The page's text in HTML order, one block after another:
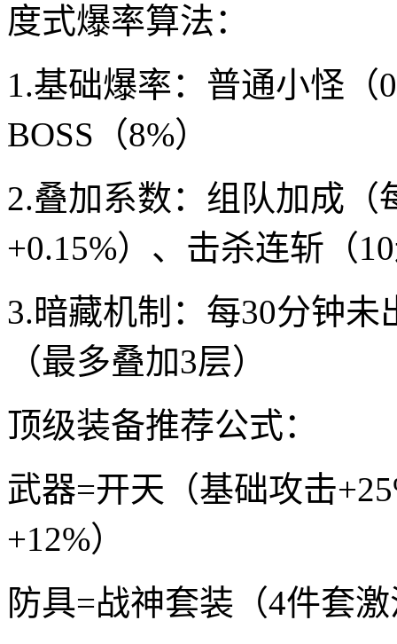
度式爆率算法：
1.基础爆率：普通小怪（
BOSS（8%）
2.叠加系数：组队加成（
+0.15%）、击杀连斩（
3.暗藏机制：每30分钟
（最多叠加3层）
顶级装备推荐公式：
武器=开天（基础攻击
+12%）
防具=战神套装（4件套